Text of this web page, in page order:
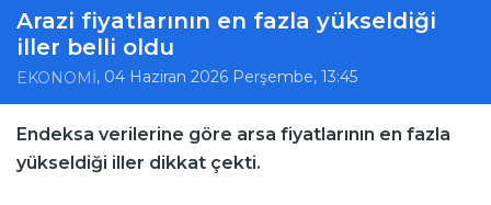
Arazi fiyatlarının en fazla yükseldiği
iller belli oldu
EKONOMİ, 04 Haziran 2026 Perşembe, 13:45
Endeksa verilerine göre arsa fiyatlarının en fazla
yükseldiği iller dikkat çekti.